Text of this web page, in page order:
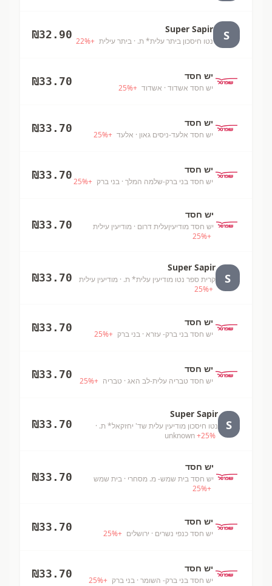
S
Super Sapir
נטו חיסכון ביתר עלית* ת. · ביתר עילית +
22%
₪32.90
יש חסד
יש חסד אשדוד · אשדוד +
25%
₪33.70
יש חסד
יש חסד אלעד-ניסים גאון · אלעד +
25%
₪33.70
יש חסד
יש חסד בני ברק-שלמה המלך · בני ברק +
25%
₪33.70
יש חסד
יש חסד מודיעיןעלית דרום · מודיעין עילית
+
25%
₪33.70
S
Super Sapir
קרית ספר נטו מודיעין עלית* ת. · מודיעין עילית
+
25%
₪33.70
יש חסד
יש חסד בני ברק- עזרא · בני ברק +
25%
₪33.70
יש חסד
יש חסד טבריה עלית-לב האג · טבריה +
25%
₪33.70
S
Super Sapir
נטו חיסכון מודיעין עלית שד' יחזקאל* ת. ·
unknown+25%
₪33.70
יש חסד
יש חסד בית שמש- מ. מסחרי · בית שמש
+
25%
₪33.70
יש חסד
יש חסד כנפי נשרים · ירושלים +
25%
₪33.70
יש חסד
יש חסד בני ברק- השומר · בני ברק +
25%
₪33.70